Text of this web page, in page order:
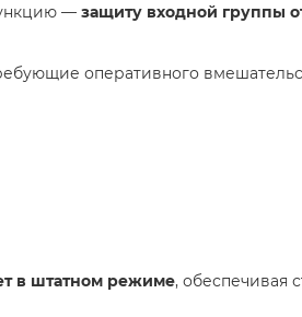
— защиту входной группы
оперативного
в штатном режиме, обеспечивая